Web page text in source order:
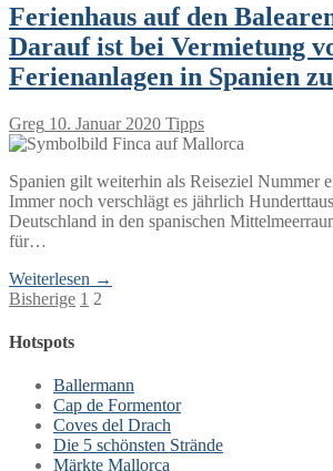
Ferienhaus auf den
Darauf ist bei Vermietung
Ferienanlagen in Spanien
Greg 10. Januar 2020 Tipps
Spanien gilt weiterhin als Reiseziel Nummer
Immer noch verschlägt es jährlich
Deutschland in den spanischen
für…
Weiterlesen →
Seitennummerierung
der
Bisherige 1 2
Hotspots
Ballermann
Cap de Formentor
Coves del Drach
Die 5 schönsten Strände
Märkte Mallorca